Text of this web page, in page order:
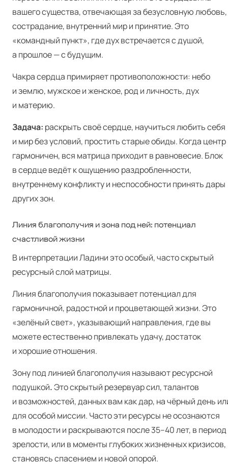
вашего существа, отвечающая за безусловную любовь,
сострадание, внутренний мир и принятие. Это
«командный пункт», где дух встречается с душой,
а прошлое — с будущим.
Чакра сердца примиряет противоположности: небо
и землю, мужское и женское, род и личность, дух
и материю.
Задача: раскрыть своё сердце, научиться любить себя
и мир без условий, простить старые обиды. Когда центр
гармоничен, вся матрица приходит в равновесие. Блок
в сердце ведёт к ощущению раздробленности,
внутреннему конфликту и неспособности принять дары
других зон.
Линия благополучия и зона под ней: потенциал
счастливой жизни
В интерпретации Ладини это особый, часто скрытый
ресурсный слой матрицы.
Линия благополучия показывает потенциал для
гармоничной, радостной и процветающей жизни. Это
«зелёный свет», указывающий направления, где вы
можете естественно привлекать удачу, достаток
и хорошие отношения.
Зону под линией благополучия называют ресурсной
подушкой.Это скрытый резервуар сил, талантов
и возможностей, данных вам как дар, на чёрный день
для особой миссии. Часто эти ресурсы не осознаются
в молодости и раскрываются после 35–40 лет, в период
зрелости, или в моменты глубоких жизненных кризисов,
становясь спасением и новой опорой.